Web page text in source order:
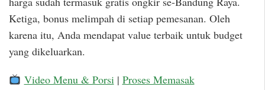
Ketiga, bonus melimpah di setiap pemesanan. Oleh
karena itu, Anda mendapat value terbaik untuk budget
yang dikeluarkan.
Video Menu & Porsi| Proses Memasak